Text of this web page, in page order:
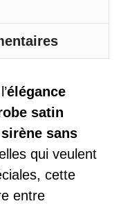
élégance
satin
sirène sans
qui veulent
cette
entre